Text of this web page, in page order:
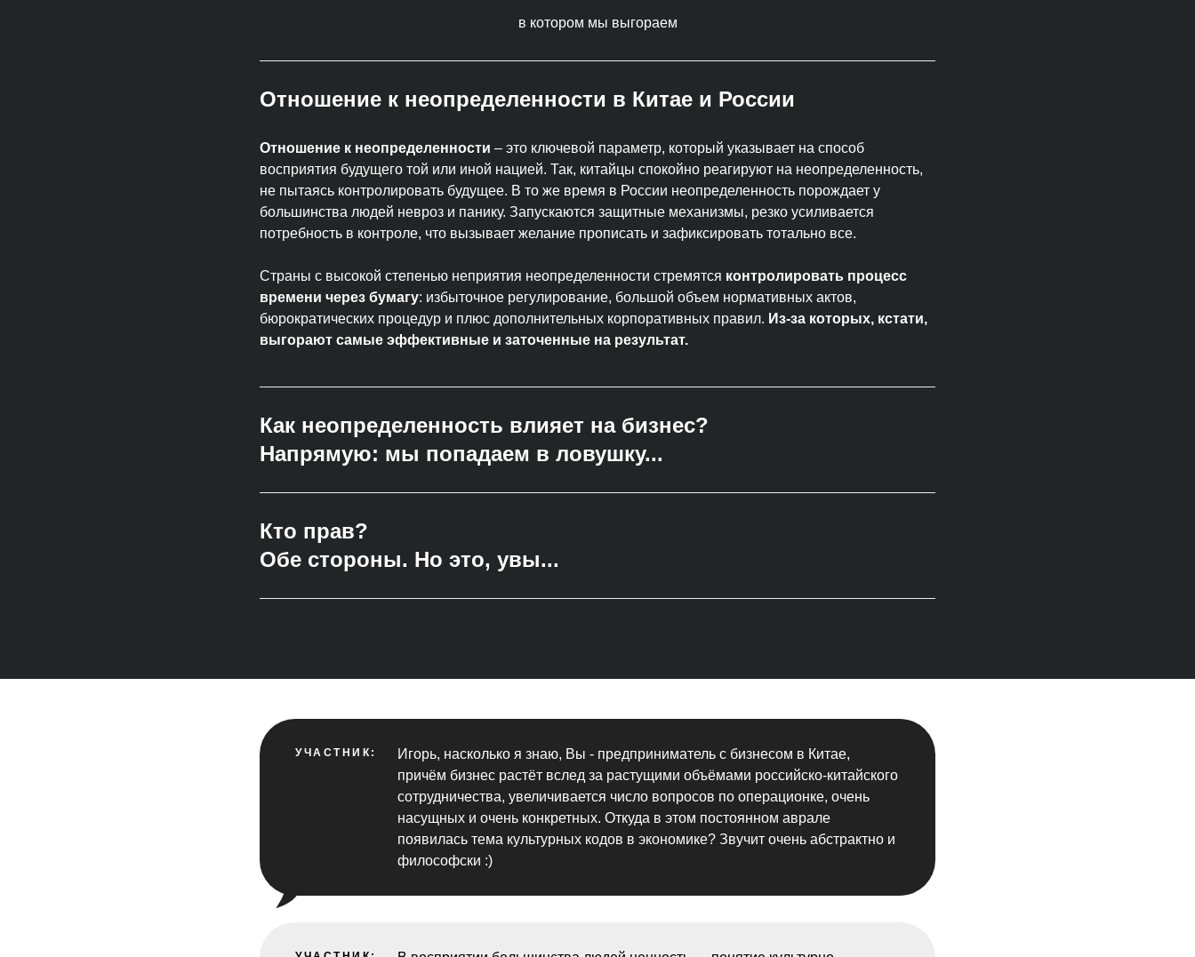
в котором мы выгораем
Отношение к неопределенности в Китае и России
Отношение к неопределенности – это ключевой параметр, который указывает на способ
восприятия будущего той или иной нацией. Так, китайцы спокойно реагируют на неопределенность,
не пытаясь контролировать будущее. В то же время в России неопределенность порождает у
большинства людей невроз и панику. Запускаются защитные механизмы, резко усиливается
потребность в контроле, что вызывает желание прописать и зафиксировать тотально все.
Страны с высокой степенью неприятия неопределенности стремятся контролировать процесс
времени через бумагу: избыточное регулирование, большой объем нормативных актов,
бюрократических процедур и плюс дополнительных корпоративных правил. Из-за которых, кстати,
выгорают самые эффективные и заточенные на результат.
Как неопределенность влияет на бизнес?
Напрямую: мы попадаем в ловушку...
Кто прав?
Обе стороны. Но это, увы...
УЧАСТНИК:
Игорь, насколько я знаю, Вы - предприниматель с бизнесом в Китае,
причём бизнес растёт вслед за растущими объёмами российско-китайского
сотрудничества, увеличивается число вопросов по операционке, очень
насущных и очень конкретных. Откуда в этом постоянном аврале
появилась тема культурных кодов в экономике? Звучит очень абстрактно и
философски :)